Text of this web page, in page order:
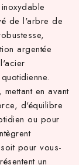
de l'arbre de
argentée
en avant
d'équilibre
ou pour
pour vous-
un